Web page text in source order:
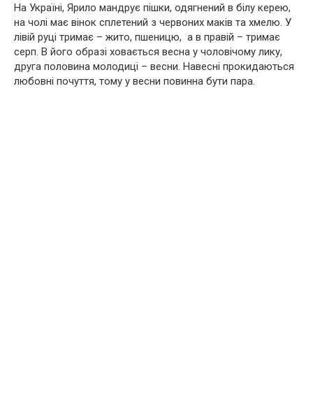
На Україні, Ярило мандрує пішки, одягнений в білу керею,
на чолі має вінок сплетений з червоних маків та хмелю. У
лівій руці тримає – жито, пшеницю, а в правій – тримає
серп. В його образі ховається весна у чоловічому лику,
друга половина молодиці – весни. Навесні прокидаються
любовні почуття, тому у весни повинна бути пара.